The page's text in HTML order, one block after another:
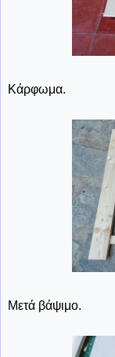
Κάρφωμα.
Μετά βάψιμο.